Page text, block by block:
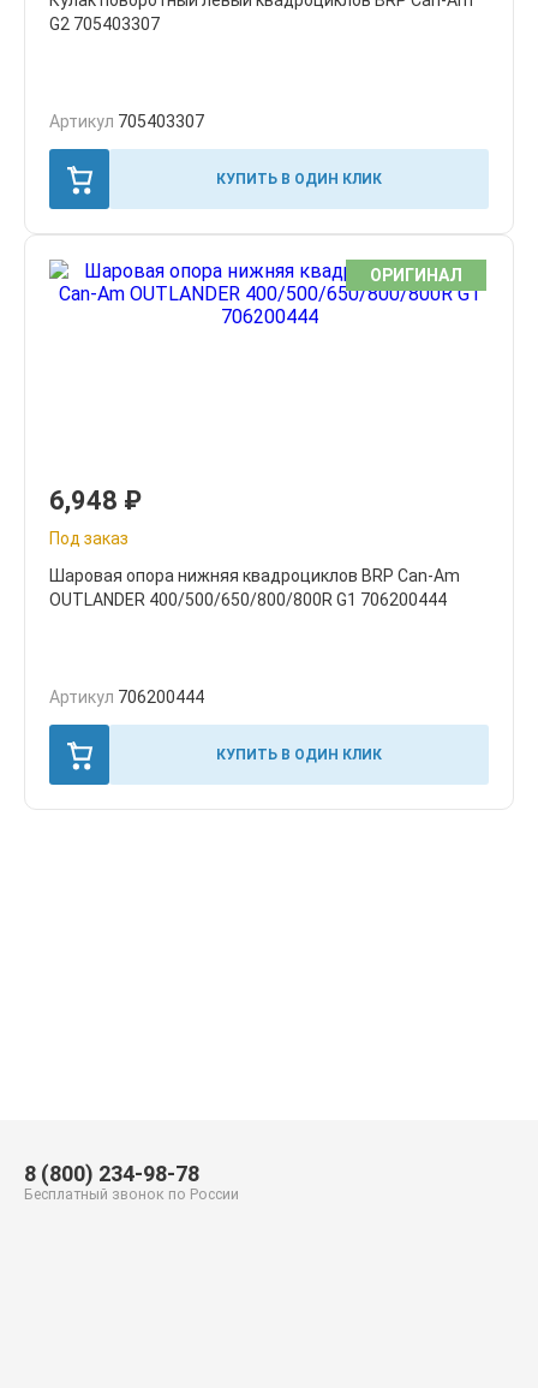
G2 705403307
Артикул 705403307
КУПИТЬ В ОДИН КЛИК
ОРИГИНАЛ
6,948 ₽
Под заказ
Шаровая опора нижняя квадроциклов BRP Can-Am
OUTLANDER 400/500/650/800/800R G1 706200444
Артикул 706200444
КУПИТЬ В ОДИН КЛИК
8 (800) 234-98-78
Бесплатный звонок по России